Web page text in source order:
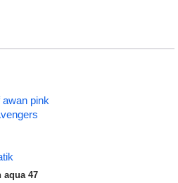
pink
aqua 47